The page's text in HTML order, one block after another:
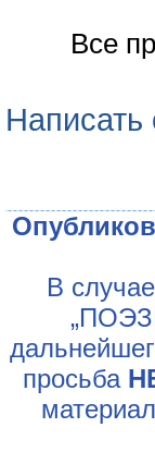
Все
Написать
В
просьба